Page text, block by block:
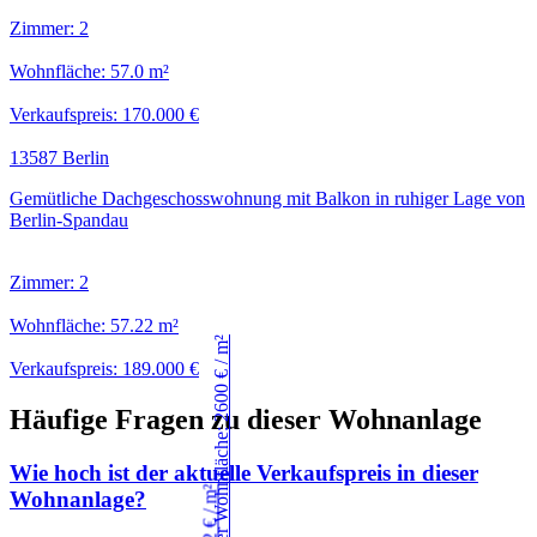
Zimmer: 2
Wohnfläche: 57.0 m²
Verkaufspreis: 170.000 €
13587 Berlin
Gemütliche Dachgeschosswohnung mit Balkon in ruhiger Lage von
Berlin-Spandau
Zimmer: 2
Wohnfläche: 57.22 m²
Verkaufspreis: 189.000 €
Häufige Fragen zu dieser Wohnanlage
Wie hoch ist der aktuelle Verkaufspreis in dieser
Wohnanlage?